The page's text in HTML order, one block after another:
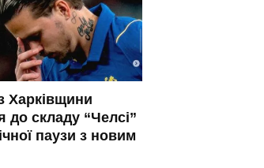
Харківщини
до складу “Челсі”
паузи з новим